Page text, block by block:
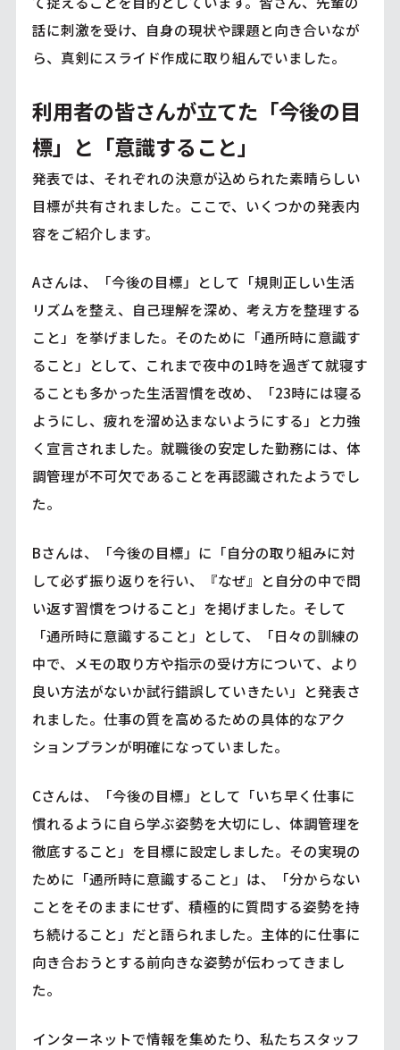
話に刺激を受け、自身の現状や課題と向き合いなが
ら、真剣にスライド作成に取り組んでいました。
利用者の皆さんが立てた「今後の目
標」と「意識すること」
発表では、それぞれの決意が込められた素晴らしい
目標が共有されました。ここで、いくつかの発表内
容をご紹介します。
Aさんは、「今後の目標」として「規則正しい生活
リズムを整え、自己理解を深め、考え方を整理する
こと」を挙げました。そのために「通所時に意識す
ること」として、これまで夜中の1時を過ぎて就寝す
ることも多かった生活習慣を改め、「23時には寝る
ようにし、疲れを溜め込まないようにする」と力強
く宣言されました。就職後の安定した勤務には、体
調管理が不可欠であることを再認識されたようでし
た。
Bさんは、「今後の目標」に「自分の取り組みに対
して必ず振り返りを行い、『なぜ』と自分の中で問
い返す習慣をつけること」を掲げました。そして
「通所時に意識すること」として、「日々の訓練の
中で、メモの取り方や指示の受け方について、より
良い方法がないか試行錯誤していきたい」と発表さ
れました。仕事の質を高めるための具体的なアク
ションプランが明確になっていました。
Cさんは、「今後の目標」として「いち早く仕事に
慣れるように自ら学ぶ姿勢を大切にし、体調管理を
徹底すること」を目標に設定しました。その実現の
ために「通所時に意識すること」は、「分からない
ことをそのままにせず、積極的に質問する姿勢を持
ち続けること」だと語られました。主体的に仕事に
向き合おうとする前向きな姿勢が伝わってきまし
た。
インターネットで情報を集めたり、私たちスタッフ